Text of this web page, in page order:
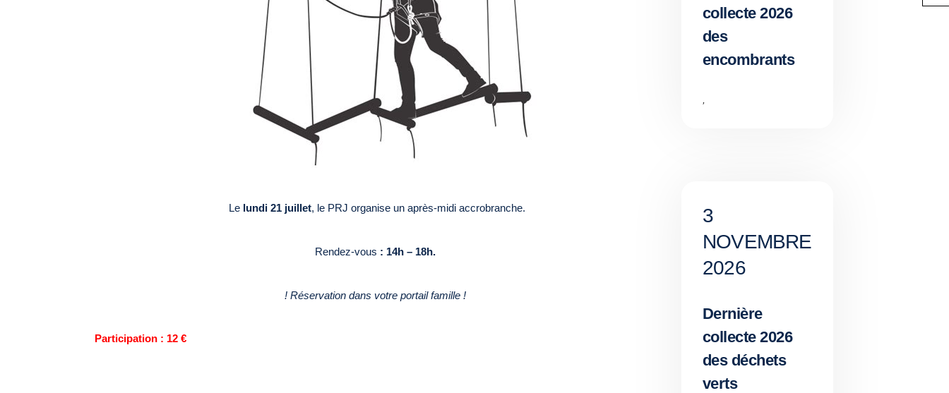
Le lundi 21 juillet, le PRJ organise un après-midi accrobranche.
Rendez-vous : 14h – 18h.
! Réservation dans votre portail famille !
Participation : 12 €
collecte 2026
des
encombrants
,
3
NOVEMBRE
2026
Dernière
collecte 2026
des déchets
verts